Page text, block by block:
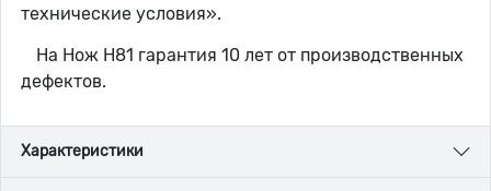
технические условия».
На Нож Н81 гарантия 10 лет от производственных
дефектов.
Характеристики